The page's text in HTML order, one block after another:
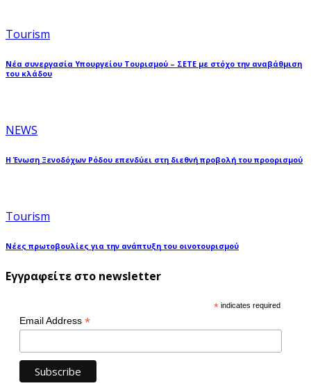
Tourism
Νέα συνεργασία Υπουργείου Τουρισμού – ΣΕΤΕ με στόχο την αναβάθμιση
του κλάδου
NEWS
Η Ένωση Ξενοδόχων Ρόδου επενδύει στη διεθνή προβολή του προορισμού
Tourism
Νέες πρωτοβουλίες για την ανάπτυξη του οινοτουρισμού
Εγγραφείτε στο newsletter
* indicates required
Email Address *